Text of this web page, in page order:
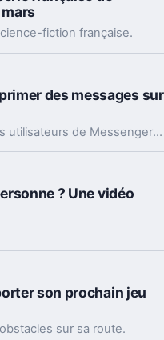
fiction française.
des messages sur
Une fonction très attendue chez les utilisateurs de Messenger est enfin disponible.
? Une vidéo
son prochain jeu
sur sa route.